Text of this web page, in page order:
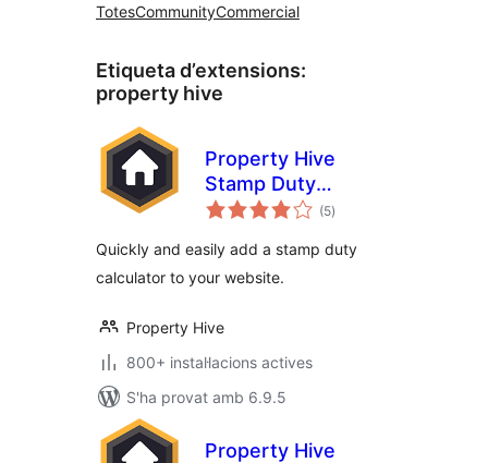
TotesCommunityCommercial
Etiqueta d’extensions:
property hive
Property Hive
Stamp Duty
Calculator
(5puntuacions
totals
)
Quickly and easily add a stamp duty
calculator to your website.
Property Hive
800+ instal·lacions actives
S'ha provat amb 6.9.5
Property Hive